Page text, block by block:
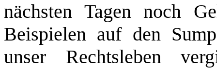
nächsten Tagen noch
Beispielen auf den
unser Rechtsleben